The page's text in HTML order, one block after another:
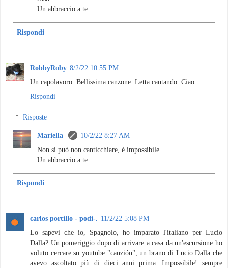
Un abbraccio a te.
Rispondi
RobbyRoby 8/2/22 10:55 PM
Un capolavoro. Bellissima canzone. Letta cantando. Ciao
Rispondi
Risposte
Mariella
10/2/22 8:27 AM
Non si può non canticchiare, è impossibile.
Un abbraccio a te.
Rispondi
carlos portillo - podi-. 11/2/22 5:08 PM
Lo sapevi che io, Spagnolo, ho imparato l'italiano per Lucio
Dalla? Un pomeriggio dopo di arrivare a casa da un'escursione ho
voluto cercare su youtube "canzión", un brano di Lucio Dalla che
avevo ascoltato più di dieci anni prima. Impossibile! sempre